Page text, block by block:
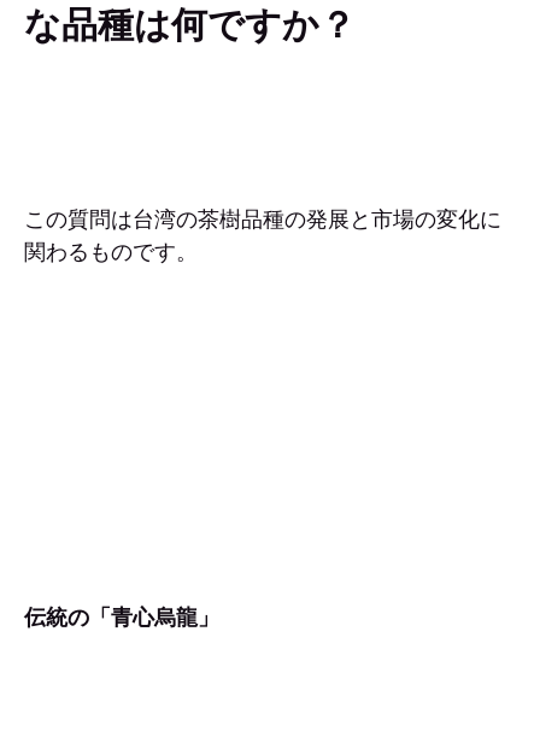
な品種は何ですか？
この質問は台湾の茶樹品種の発展と市場の変化に
関わるものです。
伝統の「青心烏龍」